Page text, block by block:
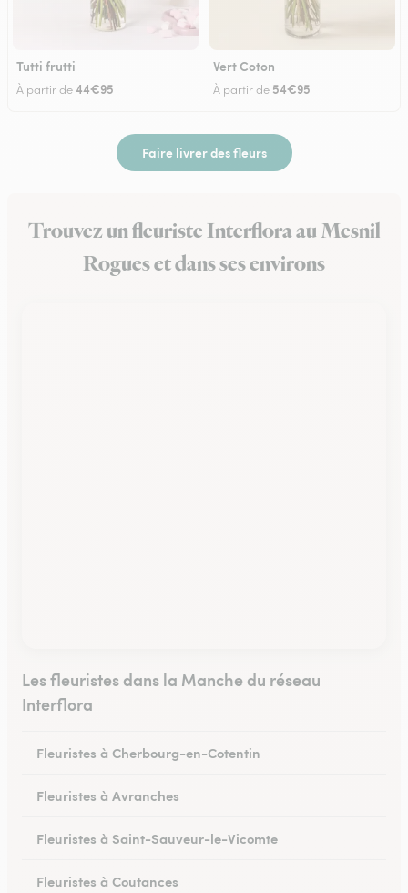
Tutti frutti
À partir de44€95
Vert Coton
À partir de 54€95
Faire livrer des fleurs
Trouvez un fleuriste Interflora au Mesnil
Rogues et dans ses environs
Les fleuristes dans la Manche du réseau
Interflora
Fleuristes à Cherbourg-en-Cotentin
Fleuristes à Avranches
Fleuristes à Saint-Sauveur-le-Vicomte
Fleuristes à Coutances